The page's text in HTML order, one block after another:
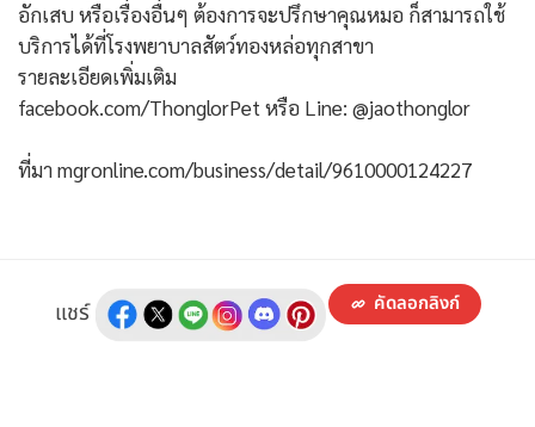
อักเสบ หรือเรื่องอื่นๆ ต้องการจะปรึกษาคุณหมอ ก็สามารถใช้
บริการได้ที่โรงพยาบาลสัตว์ทองหล่อทุกสาขา
รายละเอียดเพิ่มเติม
facebook.com/ThonglorPet หรือ Line: @jaothonglor
ที่มา mgronline.com/business/detail/9610000124227
แชร์ คัดลอกลิงก์